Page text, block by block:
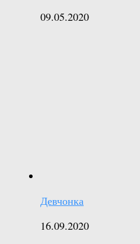
09.05.2020
Девчонка
16.09.2020